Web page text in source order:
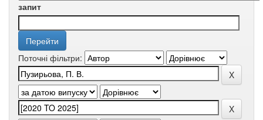
запит
Поточні фільтри: